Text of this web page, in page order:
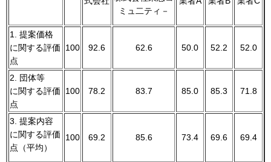
ミュ二ティ－
1. 提案価格
に関する評価
点
100 92.6 62.6 50.0 52.2 52.0
2. 団体等
に関する評価
点
100 78.2 83.7 85.0 85.3 71.8
3. 提案内容
に関する評価
点（平均）
100 69.2 85.6 73.4 69.6 69.4